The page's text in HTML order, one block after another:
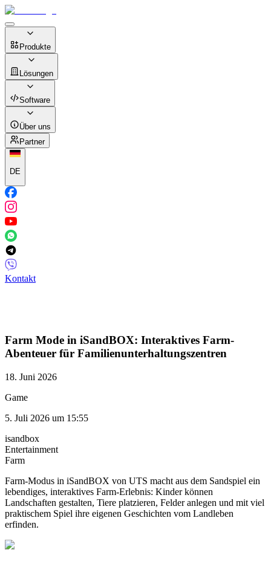
Produkte
Lösungen
Software
Über uns
Partner
DE
Kontakt
Farm Mode in iSandBOX: Interaktives Farm-
Abenteuer für Familienunterhaltungszentren
18. Juni 2026
Game
5. Juli 2026 um 15:55
isandbox
Entertainment
Farm
Farm-Modus in iSandBOX von UTS macht aus dem Sandspiel ein
lebendiges, interaktives Farm-Erlebnis: Kinder können
Landschaften gestalten, Tiere platzieren, Felder anlegen und mit viel
praktischem Spiel ihre eigenen Geschichten vom Landleben
erfinden.